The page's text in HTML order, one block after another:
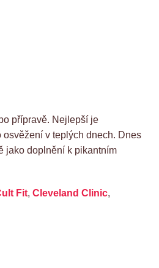
přípravě. Nejlepší je
v teplých dnech. Dnes
jako doplnění k pikantním
Fit, Cleveland Clinic,